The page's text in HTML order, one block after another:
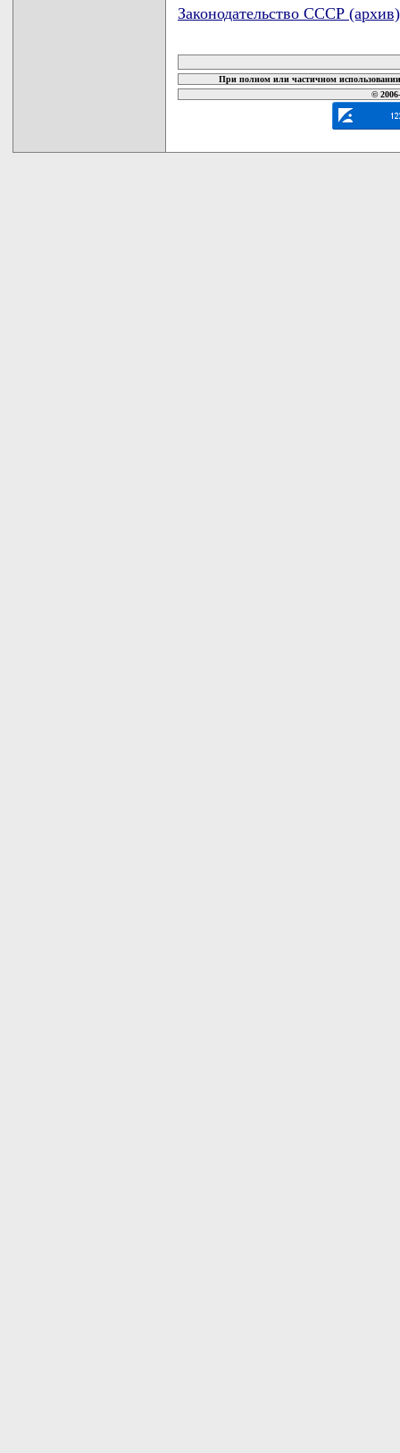
Законодательство СССР (архив)
При полном или частичном
©